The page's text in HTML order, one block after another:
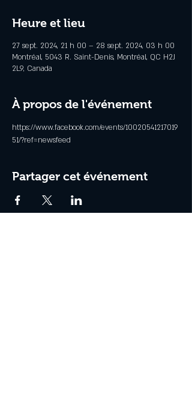
Heure et lieu
27 sept. 2024, 21 h 00 – 28 sept. 2024, 03 h 00
Montréal, 5043 R. Saint-Denis, Montréal, QC H2J
2L9, Canada
À propos de l'événement
https://www.facebook.com/events/10020541217019
51/?ref=newsfeed
Partager cet événement